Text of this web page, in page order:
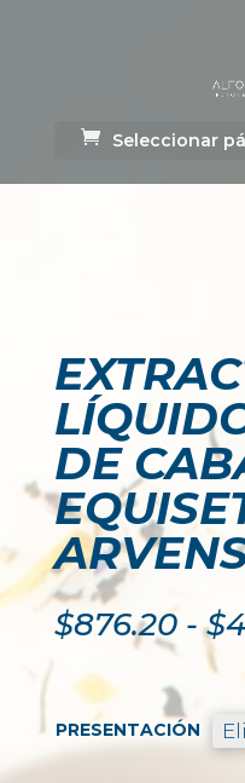
Seleccionar
DE
$876.20 - $
PRESENTACIÓN